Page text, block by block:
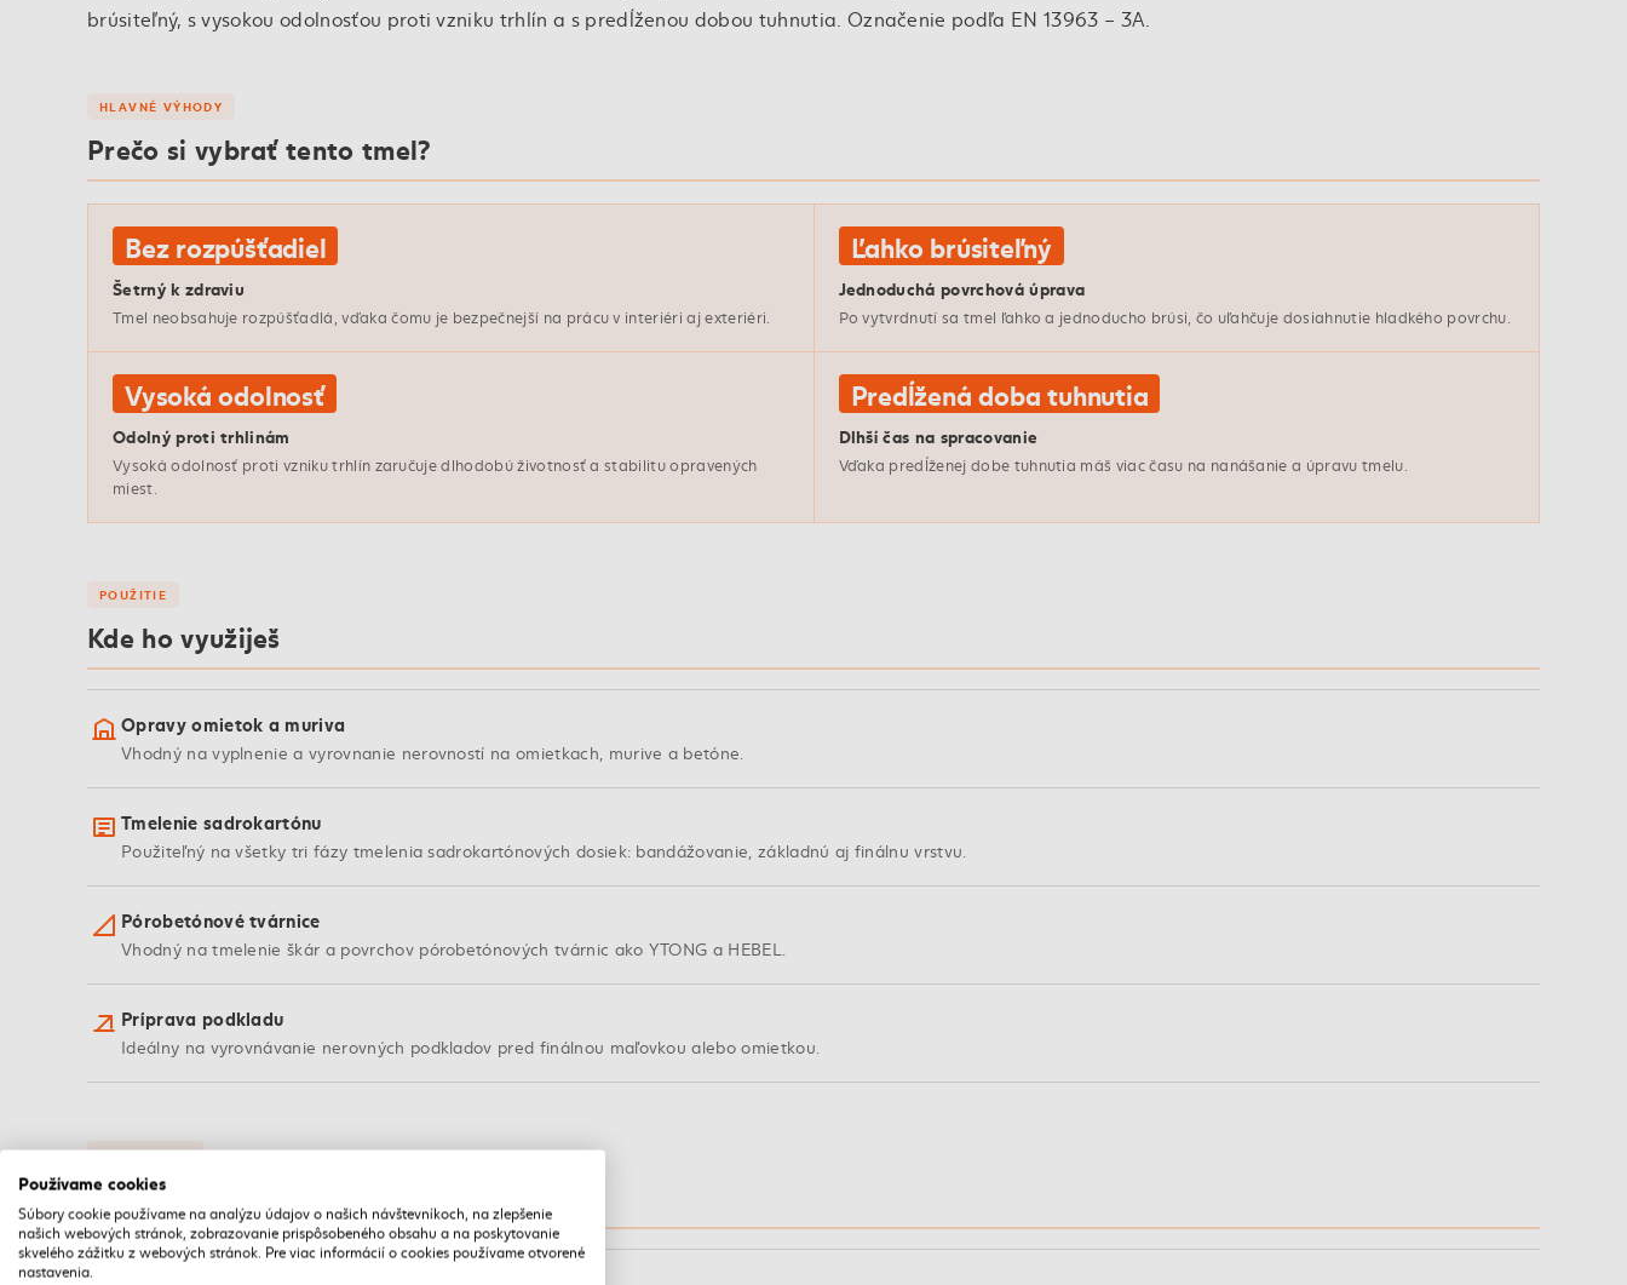
brúsiteľný, s vysokou odolnosťou proti vzniku trhlín a s predĺženou dobou tuhnutia. Označenie podľa EN 13963 – 3A.
HLAVNÉ VÝHODY
Prečo si vybrať tento tmel?
Bez rozpúšťadiel
Šetrný k zdraviu
Tmel neobsahuje rozpúšťadlá, vďaka čomu je bezpečnejší na prácu v interiéri aj exteriéri.
Ľahko brúsiteľný
Jednoduchá povrchová úprava
Po vytvrdnutí sa tmel ľahko a jednoducho brúsi, čo uľahčuje dosiahnutie hladkého povrchu.
Vysoká odolnosť
Odolný proti trhlinám
Vysoká odolnosť proti vzniku trhlín zaručuje dlhodobú životnosť a stabilitu opravených
miest.
Predĺžená doba tuhnutia
Dlhší čas na spracovanie
Vďaka predĺženej dobe tuhnutia máš viac času na nanášanie a úpravu tmelu.
POUŽITIE
Kde ho využiješ
Opravy omietok a muriva
Vhodný na vyplnenie a vyrovnanie nerovností na omietkach, murive a betóne.
Tmelenie sadrokartónu
Použiteľný na všetky tri fázy tmelenia sadrokartónových dosiek: bandážovanie, základnú aj finálnu vrstvu.
Pórobetónové tvárnice
Vhodný na tmelenie škár a povrchov pórobetónových tvárnic ako YTONG a HEBEL.
Príprava podkladu
Ideálny na vyrovnávanie nerovných podkladov pred finálnou maľovkou alebo omietkou.
VLASTNOSTI
Kľúčové vlastnosti tmelu
Používame cookies
Súbory cookie používame na analýzu údajov o našich návštevníkoch, na zlepšenie
našich webových stránok, zobrazovanie prispôsobeného obsahu a na poskytovanie
skvelého zážitku z webových stránok. Pre viac informácií o cookies používame otvorené
nastavenia.